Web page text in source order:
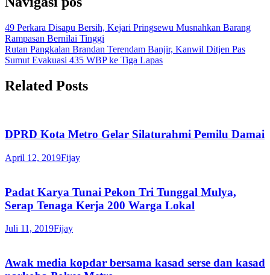
49 Perkara Disapu Bersih, Kejari Pringsewu Musnahkan Barang
Rampasan Bernilai Tinggi
Rutan Pangkalan Brandan Terendam Banjir, Kanwil Ditjen Pas
Sumut Evakuasi 435 WBP ke Tiga Lapas
Related Posts
DPRD Kota Metro Gelar Silaturahmi Pemilu Damai
April 12, 2019Fijay
Padat Karya Tunai Pekon Tri Tunggal Mulya,
Serap Tenaga Kerja 200 Warga Lokal
Juli 11, 2019Fijay
Awak media kopdar bersama kasad serse dan kasad